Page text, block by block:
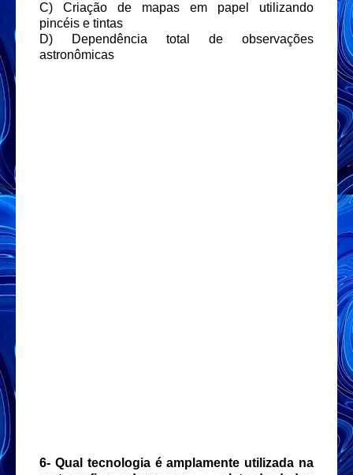
C) Criação de mapas em papel utilizando
pincéis e tintas
D) Dependência total de observações
astronômicas
6- Qual tecnologia é amplamente utilizada na